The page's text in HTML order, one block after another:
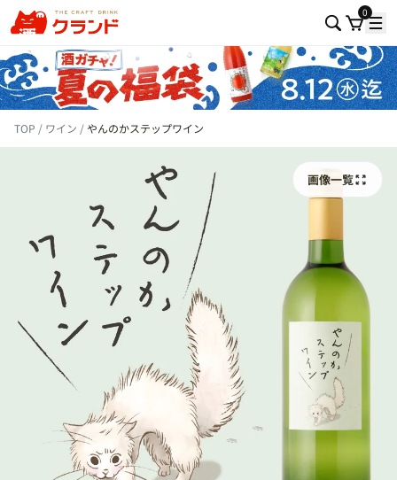
0
TOP ワイン やんのかステップワイン
画像一覧